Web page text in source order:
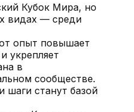
Кубок Мира, но
видах — среди
опыт повышает
укрепляет
в
сообществе.
шаги станут базой